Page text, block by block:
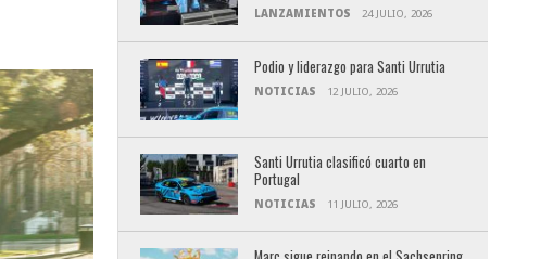
LANZAMIENTOS 24 JULIO, 2026
Podio y liderazgo para Santi Urrutia
NOTICIAS 12 JULIO, 2026
Santi Urrutia clasificó cuarto en
Portugal
NOTICIAS 11 JULIO, 2026